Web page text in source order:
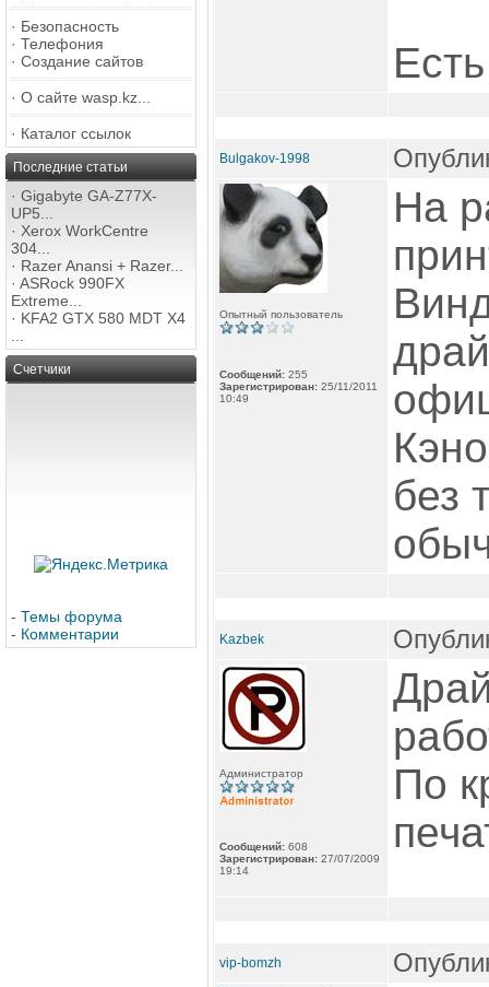
· Безопасность
· Телефония
· Создание сайтов
· О сайте wasp.kz...
· Каталог ссылок
Последние статьи
· Gigabyte GA-Z77X-
UP5...
· Xerox WorkCentre
304...
· Razer Anansi + Razer...
· ASRock 990FX
Extreme...
· KFA2 GTX 580 MDT X4
Счетчики
- Темы форума
- Комментарии
Bulgakov-1998
Опытный пользователь
Сообщений: 255
Зарегистрирован: 25/11/2011
10:49
На
без
Kazbek
Администратор
Сообщений: 608
Зарегистрирован: 27/07/2009
19:14
По
vip-bomzh